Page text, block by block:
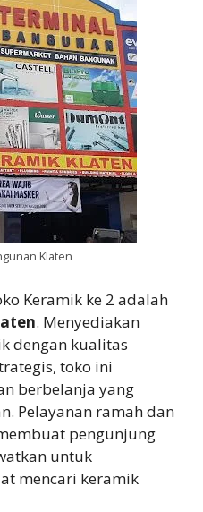
Klaten
Keramik ke 2 adalah
. Menyediakan
dengan kualitas
toko ini
berbelanja yang
Pelayanan ramah dan
pengunjung
untuk
mencari keramik